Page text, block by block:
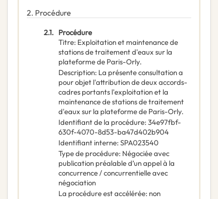
2. Procédure
2.1. Procédure
Titre: Exploitation et maintenance de
stations de traitement d'eaux sur la
plateforme de Paris-Orly.
Description: La présente consultation a
pour objet l'attribution de deux accords-
cadres portants l'exploitation et la
maintenance de stations de traitement
d'eaux sur la plateforme de Paris-Orly.
Identifiant de la procédure: 34e97fbf-
630f-4070-8d53-ba47d402b904
Identifiant interne: SPA023540
Type de procédure: Négociée avec
publication préalable d’un appel à la
concurrence / concurrentielle avec
négociation
La procédure est accélérée: non